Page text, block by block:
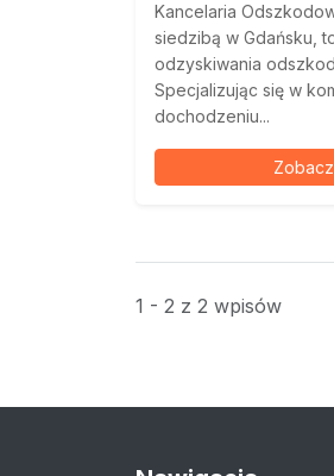
Kancelaria
siedzibą w Gdańsku,
odzyskiwania
Specjalizując się w
dochodzeniu...
1 - 2 z 2 wpisów